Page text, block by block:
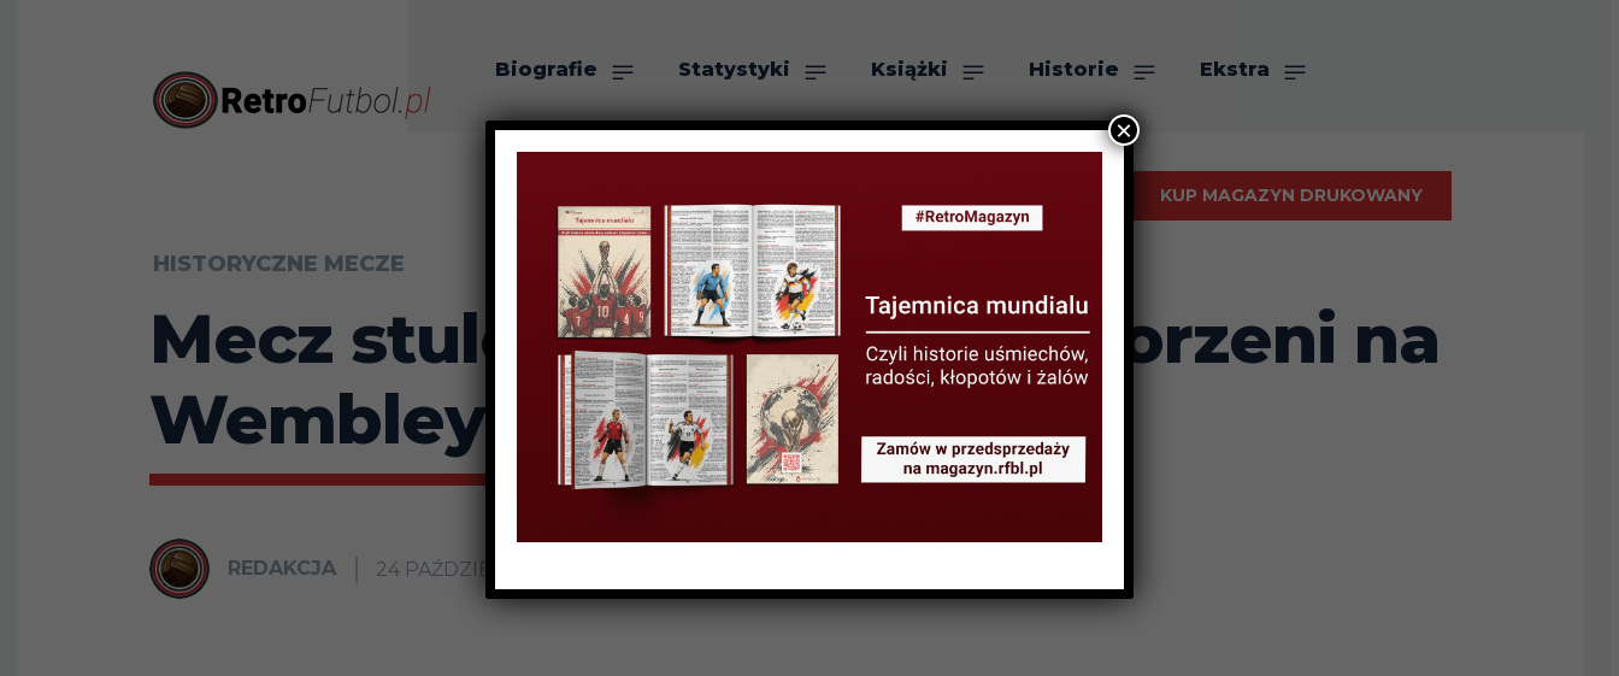
Biografie Statystyki Książki Historie Ekstra
O nas
KUP MAGAZYN DRUKOWANY
HISTORYCZNE MECZE
Mecz stulecia. Anglicy upokorzeni na
Wembley
REDAKCJA 24 PAŹDZIERNIKA 2016
×